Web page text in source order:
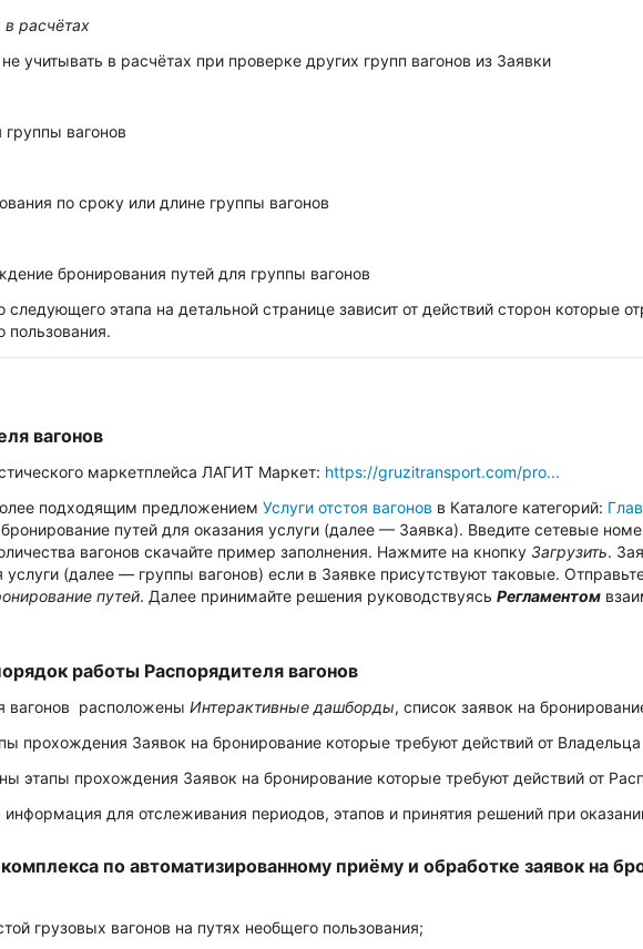
в расчётах
учитывать в расчётах при проверке других групп вагонов из Заявки
вагонов
по сроку или длине группы вагонов
бронирования путей для группы вагонов
этапа на детальной странице зависит от действий сторон которые
пользования.
вагонов
маркетплейса ЛАГИТ Маркет: https://gruzitransport.com/pro...
подходящим предложением Услуги отстоя вагонов в Каталоге категорий:
путей для оказания услуги (далее — Заявка). Введите сетевые
вагонов скачайте пример заполнения. Нажмите на кнопку Загрузить.
(далее — группы вагонов) если в Заявке присутствуют таковые.
путей. Далее принимайте решения руководствуясь Регламентом
работы Распорядителя вагонов
вагонов расположены Интерактивные дашборды, список заявок на
прохождения Заявок на бронирование которые требуют действий от Владельца
этапы прохождения Заявок на бронирование которые требуют действий от
информация для отслеживания периодов, этапов и принятия решений при
по автоматизированному приёму и обработке заявок на
грузовых вагонов на путях необщего пользования;